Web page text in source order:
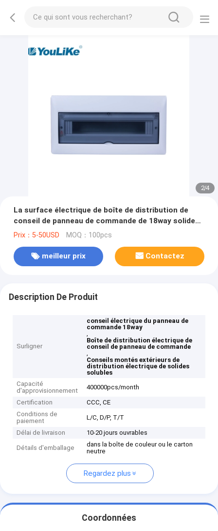
2/4
La surface électrique de boîte de distribution de
conseil de panneau de commande de 18way solides
solubles a monté
Prix：5-50USD MOQ：100pcs
meilleur prix Contactez
Description De Produit
Surligner
conseil électrique du panneau de
commande 18way
,
Boîte de distribution électrique de
conseil de panneau de commande
,
Conseils montés extérieurs de
distribution électrique de solides
solubles
Capacité
d'approvisionnement
400000pcs/month
Certification
CCC, CE
Conditions de
paiement
L/C, D/P, T/T
Délai de livraison 10-20 jours ouvrables
Détails d'emballage
dans la boîte de couleur ou le carton
neutre
Regardez plus
Coordonnées